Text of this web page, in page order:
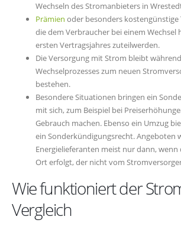
Wechseln des Stromanbieters in
Prämien oder besonders kostengünstige
die dem Verbraucher bei einem Wechsel
ersten Vertragsjahres zuteilwerden.
Die Versorgung mit Strom bleibt
Wechselprozesses zum neuen
bestehen.
Besondere Situationen bringen ein
mit sich, zum Beispiel bei
Gebrauch machen. Ebenso ein Umzug
ein Sonderkündigungsrecht. Angeboten
Energielieferanten meist nur dann, wenn
Ort erfolgt, der nicht vom
Wie funktioniert der
Vergleich